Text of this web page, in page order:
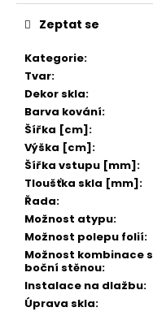
Kategorie:
Tvar:
Dekor skla:
Barva kování:
Šířka [cm]:
Výška [cm]:
Šířka vstupu [mm]:
Tloušťka skla [mm]:
Řada:
Možnost atypu:
Možnost polepu folií:
Možnost kombinace s
boční stěnou:
Instalace na dlažbu:
Úprava skla:
Zeptat se
VANIČKA
MITIA
PMB16090
1600X900
MM,
BÍLÁ
PROFILOVANÁ
14
120
Kč
Původně:
17
650
Kč